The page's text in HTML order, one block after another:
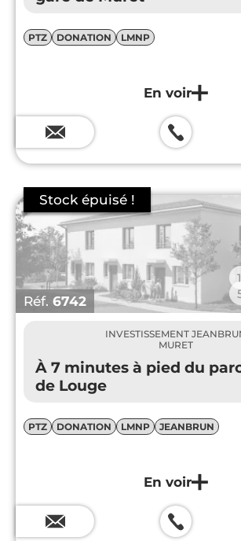
PTZ DONATION LMNP
Réf. 6742
INVESTISSEMENT
MURET
À 7 minutes à pied du
de Louge
PTZ DONATION LMNP JEANBRUN